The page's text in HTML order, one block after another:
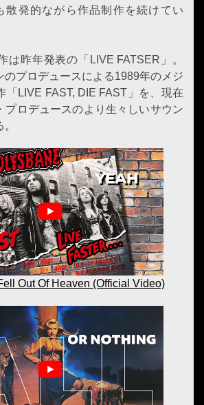
散発的ながら作品制作を続けてい
は昨年発表の「LIVE FATSER」。
のプロデュースによる1989年のメジ
「LIVE FAST, DIE FAST」を、現在
プロデュースのより生々しいサウン
Out Of Heaven (Official Video)